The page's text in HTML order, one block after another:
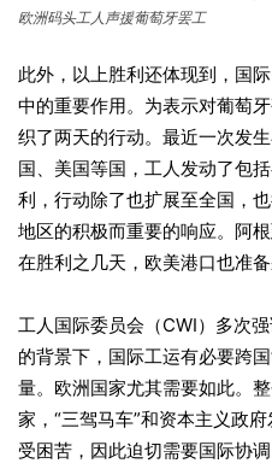
欧洲码头工人声援葡萄牙罢工
此外，以上胜利还体现到，国
中的重要作用。为表示对葡萄
织了两天的行动。最近一次发
国、美国等国，工人发动了包
利，行动除了也扩展至全国，
地区的积极而重要的响应。阿
在胜利之几天，欧美港口也准备
工人国际委员会（CWI）多次
的背景下，国际工运有必要跨
量。欧洲国家尤其需要如此。
家，“三驾马车”和资本主义政
受困苦，因此迫切需要国际协